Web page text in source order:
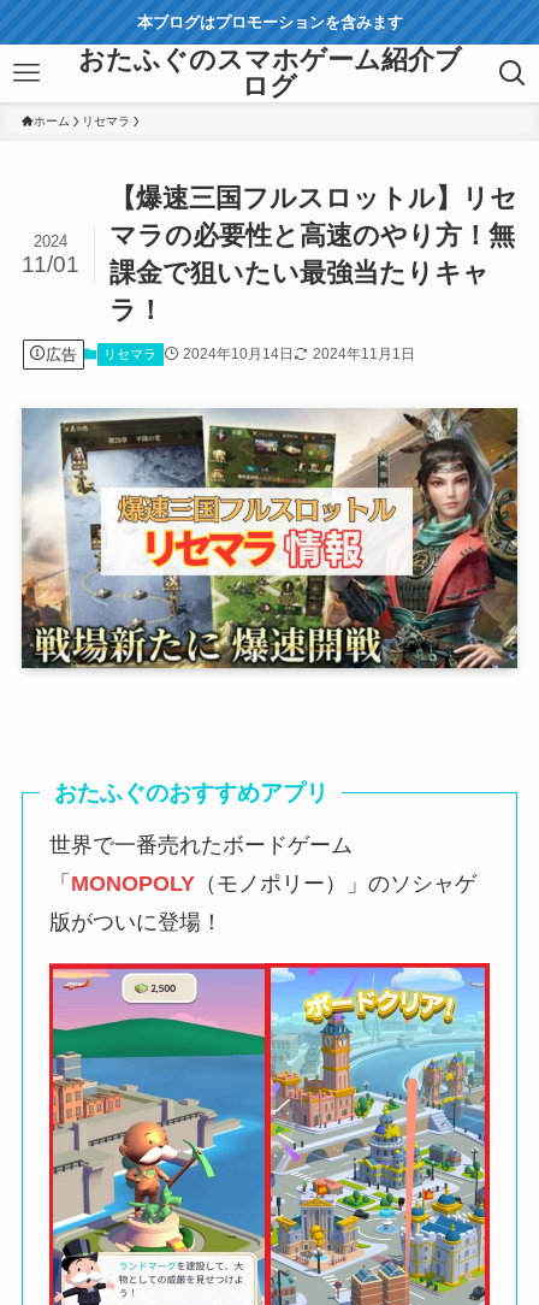
本ブログはプロモーションを含みます
おたふぐのスマホゲーム紹介ブ
ログ
ホーム リセマラ
【爆速三国フルスロットル】リセ
マラの必要性と高速のやり方！無
課金で狙いたい最強当たりキャ
ラ！
2024
11/01
広告 リセマラ 2024年10月14日 2024年11月1日
おたふぐのおすすめアプリ
世界で一番売れたボードゲーム
「 MONOPOLY （モノポリー）」のソシャゲ
版がついに登場！